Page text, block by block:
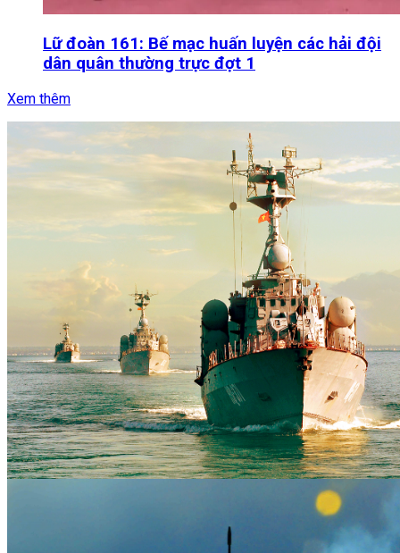
Lữ đoàn 161: Bế mạc huấn luyện các hải đội
dân quân thường trực đợt 1
Xem thêm